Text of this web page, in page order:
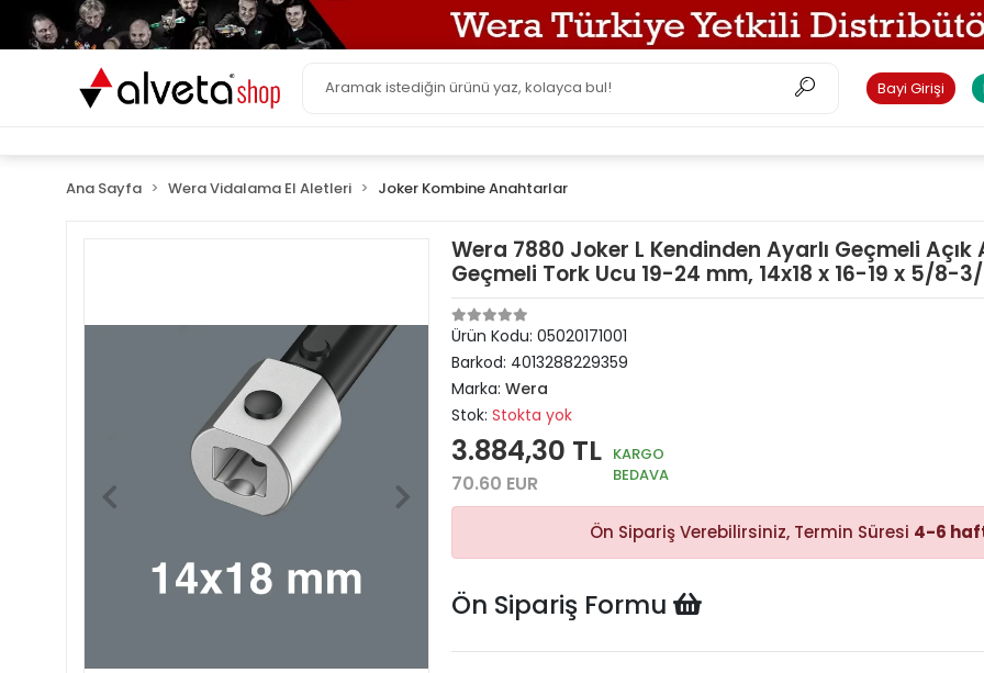
Bayi Girişi
Ana Sayfa Wera Vidalama El Aletleri Joker Kombine Anahtarlar
Wera 7880 Joker L Kendinden Ayarlı Geçmeli Açık
Geçmeli Tork Ucu 19-24 mm, 14x18 x 16-19 x 5/8-
Ürün Kodu: 05020171001
Barkod: 4013288229359
Marka: Wera
Stok: Stokta yok
3.884,30 TL
70.60 EUR
KARGO
BEDAVA
Ön Sipariş Verebilirsiniz, Termin Süresi 4-6
Ön Sipariş Formu
ödeme